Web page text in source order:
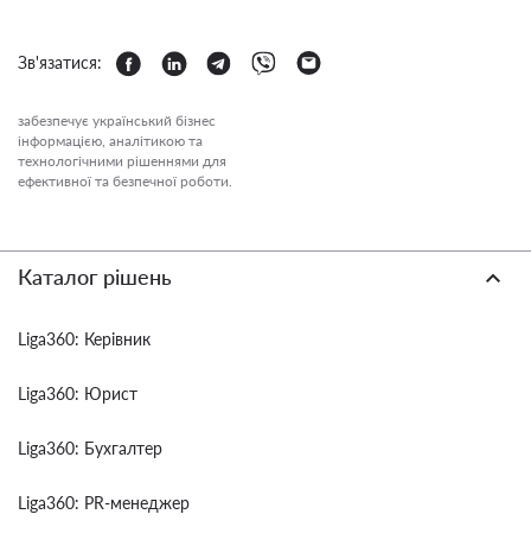
Зв'язатися:
забезпечує український бізнес
інформацією, аналітикою та
технологічними рішеннями для
ефективної та безпечної роботи.
Каталог рішень
Liga360: Керівник
Liga360: Юрист
Liga360: Бухгалтер
Liga360: PR-менеджер